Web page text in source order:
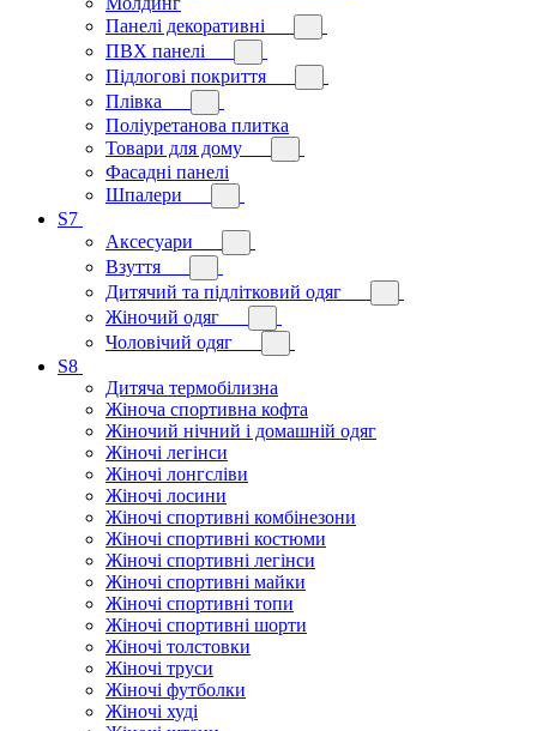
Панелі декоративні
ПВХ панелі
Підлогові покриття
Плівка
Поліуретанова плитка
Товари для дому
Фасадні панелі
Шпалери
S7
Аксесуари
Взуття
Дитячий та підлітковий одяг
Жіночий одяг
Чоловічий одяг
S8
Дитяча термобілизна
Жіноча спортивна кофта
Жіночий нічний і домашній одяг
Жіночі легінси
Жіночі лонгсліви
Жіночі лосини
Жіночі спортивні комбінезони
Жіночі спортивні костюми
Жіночі спортивні легінси
Жіночі спортивні майки
Жіночі спортивні топи
Жіночі спортивні шорти
Жіночі толстовки
Жіночі труси
Жіночі футболки
Жіночі худі